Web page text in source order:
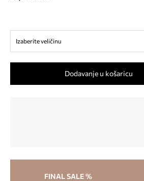
Izaberite veličinu
Dodavanje u košaricu
FINAL SALE %